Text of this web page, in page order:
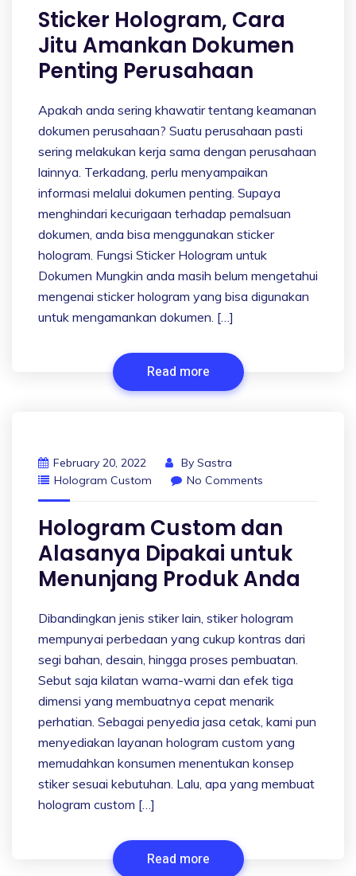
Sticker Hologram, Cara
Jitu Amankan Dokumen
Penting Perusahaan
Apakah anda sering khawatir tentang keamanan
dokumen perusahaan? Suatu perusahaan pasti
sering melakukan kerja sama dengan perusahaan
lainnya. Terkadang, perlu menyampaikan
informasi melalui dokumen penting. Supaya
menghindari kecurigaan terhadap pemalsuan
dokumen, anda bisa menggunakan sticker
hologram. Fungsi Sticker Hologram untuk
Dokumen Mungkin anda masih belum mengetahui
mengenai sticker hologram yang bisa digunakan
untuk mengamankan dokumen. […]
Read more
February 20, 2022 By Sastra
Hologram Custom
No Comments
Hologram Custom dan
Alasanya Dipakai untuk
Menunjang Produk Anda
Dibandingkan jenis stiker lain, stiker hologram
mempunyai perbedaan yang cukup kontras dari
segi bahan, desain, hingga proses pembuatan.
Sebut saja kilatan warna-warni dan efek tiga
dimensi yang membuatnya cepat menarik
perhatian. Sebagai penyedia jasa cetak, kami pun
menyediakan layanan hologram custom yang
memudahkan konsumen menentukan konsep
stiker sesuai kebutuhan. Lalu, apa yang membuat
hologram custom […]
Read more